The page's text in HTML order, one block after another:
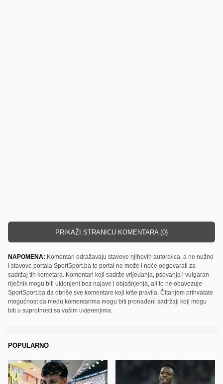
PRIKAŽI STRANICU KOMENTARA (0)
NAPOMENA: Komentari odražavaju stavove njihovih autora/ica, a ne nužno
i stavove portala SportSport.ba te portal ne može i neće odgovarati za
sadržaj tih kometara. Komentari koji sadrže vrijeđanja, psovanja i vulgaran
riječnik mogu biti uklonjeni bez najave i objašnjenja, ali to ne obavezuje
SportSport.ba da obriše sve komentare koji krše pravila. Čitanjem prihvatate
mogućnost da među komentarima mogu biti pronađeni sadržaji koji mogu
biti u suprotnosti sa vašim uvjerenjima.
POPULARNO